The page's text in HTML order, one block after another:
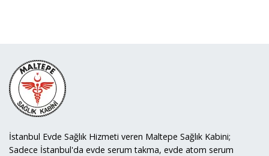
İstanbul Evde Sağlık Hizmeti veren Maltepe Sağlık Kabini;
Sadece İstanbul'da evde serum takma, evde atom serum